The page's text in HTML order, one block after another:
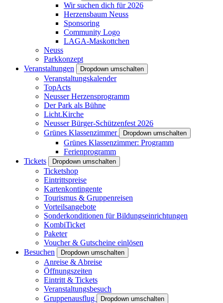
Wir suchen dich für 2026
Herzensbaum Neuss
Sponsoring
Community Logo
LAGA-Maskottchen
Neuss
Parkkonzept
Veranstaltungen
Dropdown umschalten
Veranstaltungskalender
TopActs
Neusser Herzensprogramm
Der Park als Bühne
Licht.Kirche
Neusser Bürger-Schützenfest 2026
Grünes Klassenzimmer
Dropdown umschalten
Grünes Klassenzimmer: Programm
Ferienprogramm
Tickets
Dropdown umschalten
Ticketshop
Eintrittspreise
Kartenkontingente
Tourismus & Gruppenreisen
Vorteilsangebote
Sonderkonditionen für Bildungseinrichtungen
KombiTicket
Paketer
Voucher & Gutscheine einlösen
Besuchen
Dropdown umschalten
Anreise & Abreise
Öffnungszeiten
Eintritt & Tickets
Veranstaltungsbesuch
Gruppenausflug
Dropdown umschalten